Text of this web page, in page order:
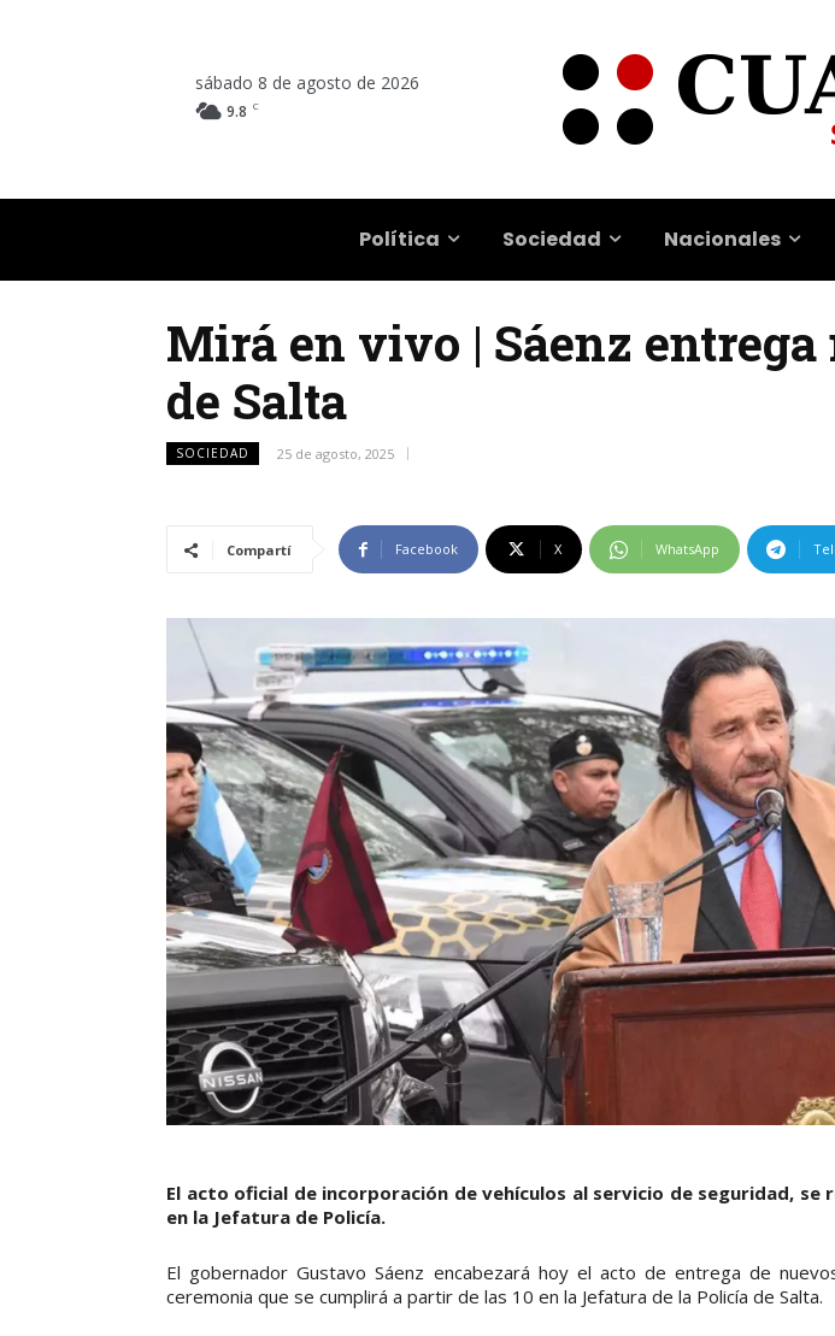
sábado 8 de agosto de 2026
9.8 C
Política Sociedad Nacionales
Mirá en vivo | Sáenz
de Salta
SOCIEDAD 25 de agosto, 2025
Compartí Facebook X WhatsApp
El acto oficial de incorporación de vehículos al servicio de seguridad, se
en la Jefatura de Policía.
El gobernador Gustavo Sáenz encabezará hoy el acto de entrega de
ceremonia que se cumplirá a partir de las 10 en la Jefatura de la Policía de Salta.